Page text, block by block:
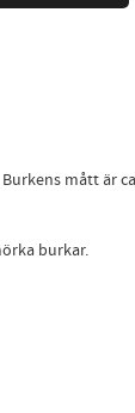
mått är
burkar.